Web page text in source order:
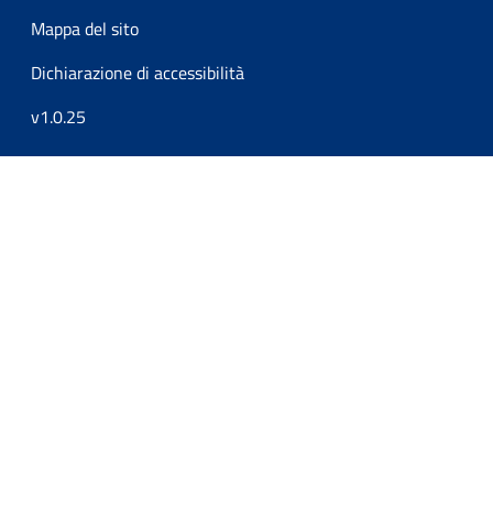
Mappa del sito
Dichiarazione di accessibilità
v1.0.25